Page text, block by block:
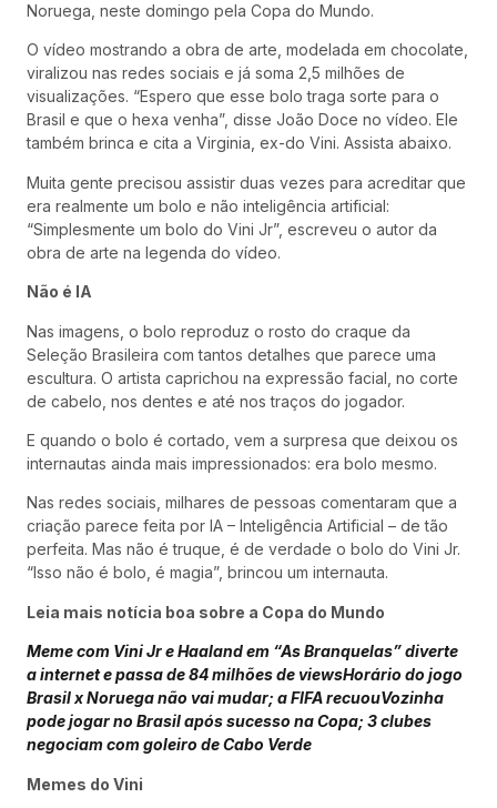
Noruega, neste domingo pela Copa do Mundo.
O vídeo mostrando a obra de arte, modelada em chocolate,
viralizou nas redes sociais e já soma 2,5 milhões de
visualizações. “Espero que esse bolo traga sorte para o
Brasil e que o hexa venha”, disse João Doce no vídeo. Ele
também brinca e cita a Virginia, ex-do Vini. Assista abaixo.
Muita gente precisou assistir duas vezes para acreditar que
era realmente um bolo e não inteligência artificial:
“Simplesmente um bolo do Vini Jr”, escreveu o autor da
obra de arte na legenda do vídeo.
Não é IA
Nas imagens, o bolo reproduz o rosto do craque da
Seleção Brasileira com tantos detalhes que parece uma
escultura. O artista caprichou na expressão facial, no corte
de cabelo, nos dentes e até nos traços do jogador.
E quando o bolo é cortado, vem a surpresa que deixou os
internautas ainda mais impressionados: era bolo mesmo.
Nas redes sociais, milhares de pessoas comentaram que a
criação parece feita por IA – Inteligência Artificial – de tão
perfeita. Mas não é truque, é de verdade o bolo do Vini Jr.
“Isso não é bolo, é magia”, brincou um internauta.
Leia mais notícia boa sobre a Copa do Mundo
Meme com Vini Jr e Haaland em “As Branquelas” diverte
a internet e passa de 84 milhões de viewsHorário do jogo
Brasil x Noruega não vai mudar; a FIFA recuouVozinha
pode jogar no Brasil após sucesso na Copa; 3 clubes
negociam com goleiro de Cabo Verde
Memes do Vini